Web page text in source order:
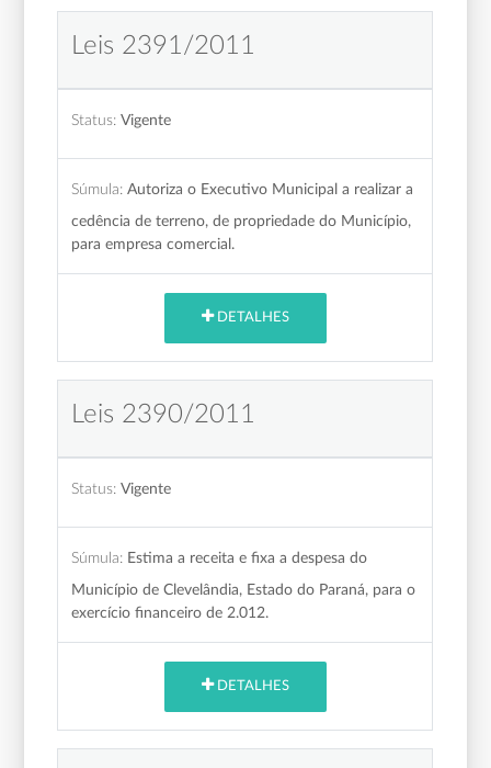
Leis 2391/2011
Status: Vigente
Súmula: Autoriza o Executivo Municipal a realizar a
cedência de terreno, de propriedade do Município,
para empresa comercial.
DETALHES
Leis 2390/2011
Status: Vigente
Súmula: Estima a receita e fixa a despesa do
Município de Clevelândia, Estado do Paraná, para o
exercício financeiro de 2.012.
DETALHES